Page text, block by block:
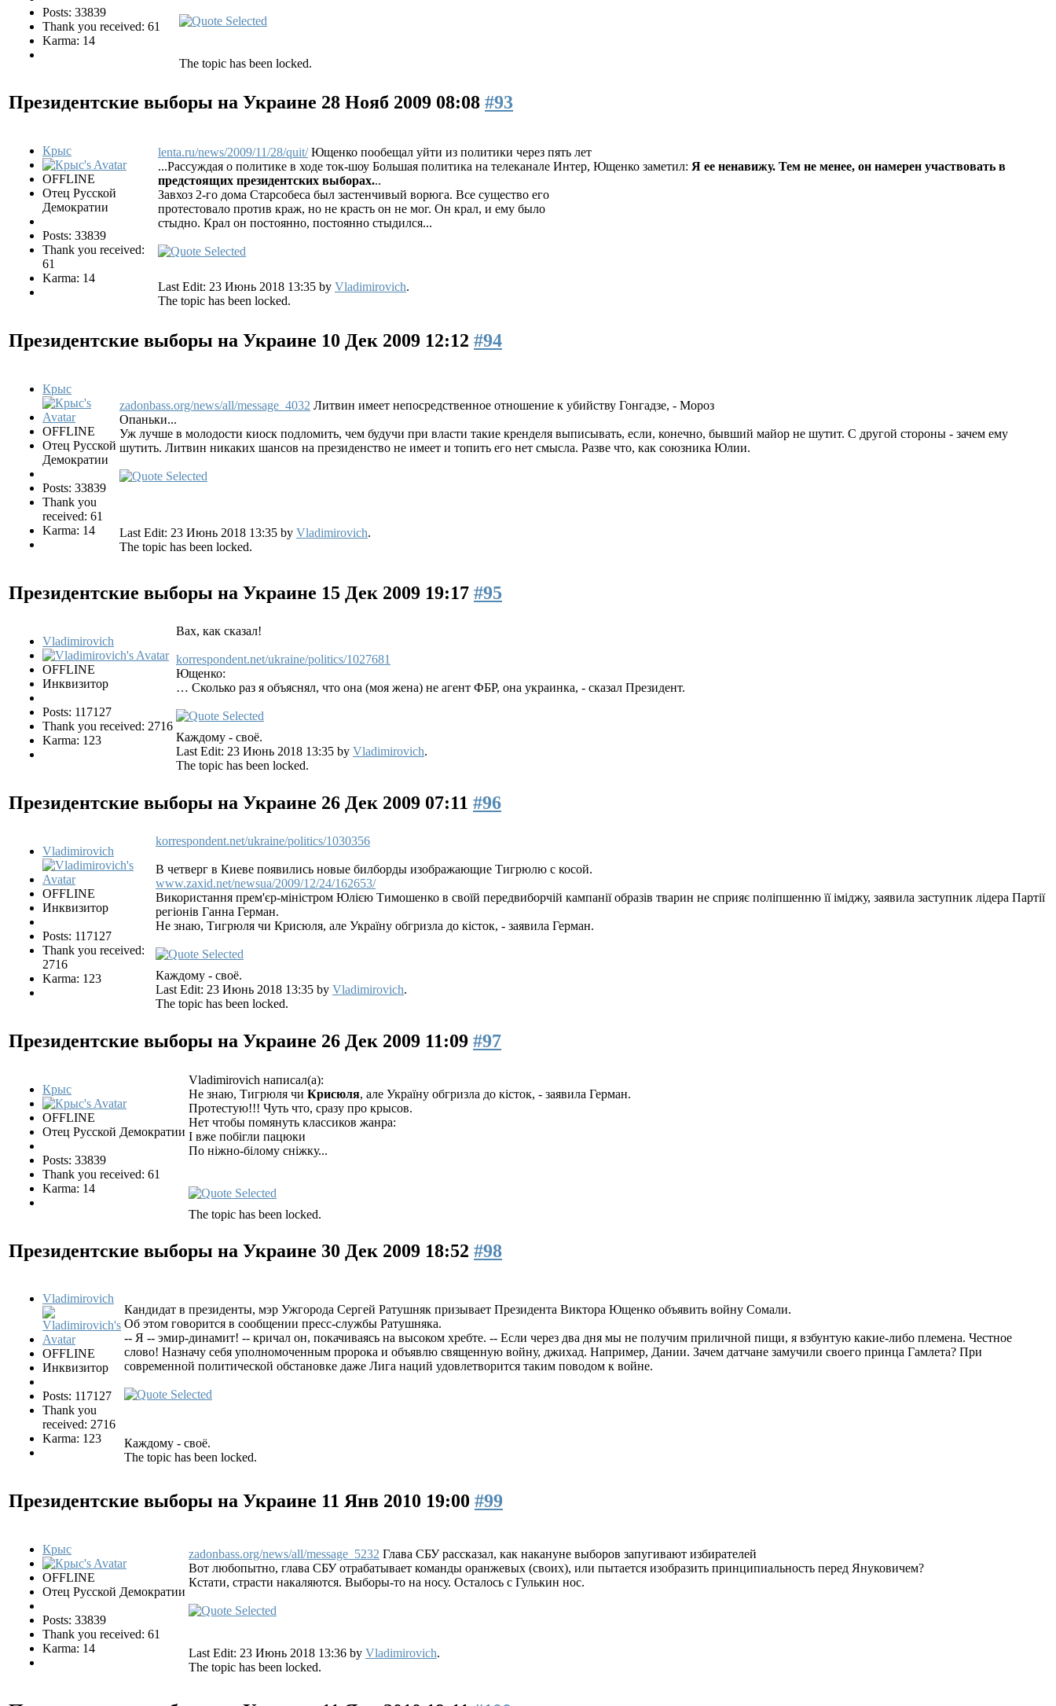
Posts: 33839
Thank you received: 61
Karma: 14
The topic has been locked.
Президентские выборы на Украине 28 Нояб 2009 08:08 #93
Крыс
OFFLINE
Отец Русской
Демократии
Posts: 33839
Thank you received:
61
Karma: 14
lenta.ru/news/2009/11/28/quit/Ющенко пообещал уйти из политики через пять лет
...Рассуждая о политике в ходе ток-шоу Большая политика на телеканале Интер, Ющенко заметил: Я ее ненавижу. Тем не менее, он намерен участвовать в
предстоящих президентских выборах...
Завхоз 2-го дома Старсобеса был застенчивый ворюга. Все существо его
протестовало против краж, но не красть он не мог. Он крал, и ему было
стыдно. Крал он постоянно, постоянно стыдился...
Last Edit: 23 Июнь 2018 13:35 by Vladimirovich.
The topic has been locked.
Президентские выборы на Украине 10 Дек 2009 12:12 #94
Крыс
OFFLINE
Отец Русской
Демократии
Posts: 33839
Thank you
received: 61
Karma: 14
zadonbass.org/news/all/message_4032 Литвин имеет непосредственное отношение к убийству Гонгадзе, - Мороз
Опаньки...
Уж лучше в молодости киоск подломить, чем будучи при власти такие кренделя выписывать, если, конечно, бывший майор не шутит. С другой стороны - зачем ему
шутить. Литвин никаких шансов на президенство не имеет и топить его нет смысла. Разве что, как союзника Юлии.
Last Edit: 23 Июнь 2018 13:35 by Vladimirovich.
The topic has been locked.
Президентские выборы на Украине 15 Дек 2009 19:17 #95
Vladimirovich
OFFLINE
Инквизитор
Posts: 117127
Thank you received: 2716
Karma: 123
Вах, как сказал!
korrespondent.net/ukraine/politics/1027681
Ющенко:
… Сколько раз я объяснял, что она (моя жена) не агент ФБР, она украинка, - сказал Президент.
Каждому - своё.
Last Edit: 23 Июнь 2018 13:35 by Vladimirovich.
The topic has been locked.
Президентские выборы на Украине 26 Дек 2009 07:11 #96
Vladimirovich
OFFLINE
Инквизитор
Posts: 117127
Thank you received:
2716
Karma: 123
korrespondent.net/ukraine/politics/1030356
В четверг в Киеве появились новые билборды изображающие Тигрюлю с косой.
www.zaxid.net/newsua/2009/12/24/162653/
Використання прем'єр-міністром Юлією Тимошенко в своїй передвиборчій кампанії образів тварин не сприяє поліпшенню її іміджу, заявила заступник лідера Партії
регіонів Ганна Герман.
Не знаю, Тигрюля чи Крисюля, але Україну обгризла до кісток, - заявила Герман.
Каждому - своё.
Last Edit: 23 Июнь 2018 13:35 by Vladimirovich.
The topic has been locked.
Президентские выборы на Украине 26 Дек 2009 11:09 #97
Крыс
OFFLINE
Отец Русской Демократии
Posts: 33839
Thank you received: 61
Karma: 14
Vladimirovich написал(а):
Не знаю, Тигрюля чи Крисюля, але Україну обгризла до кісток, - заявила Герман.
Протестую!!! Чуть что, сразу про крысов.
Нет чтобы помянуть классиков жанра:
I вже побiгли пацюки
По нiжно-бiлому снiжку...
The topic has been locked.
Президентские выборы на Украине 30 Дек 2009 18:52 #98
Vladimirovich
OFFLINE
Инквизитор
Posts: 117127
Thank you
received: 2716
Karma: 123
Кандидат в президенты, мэр Ужгорода Сергей Ратушняк призывает Президента Виктора Ющенко объявить войну Сомали.
Об этом говорится в сообщении пресс-службы Ратушняка.
-- Я -- эмир-динамит! -- кричал он, покачиваясь на высоком хребте. -- Если через два дня мы не получим приличной пищи, я взбунтую какие-либо племена. Честное
слово! Назначу себя уполномоченным пророка и объявлю священную войну, джихад. Например, Дании. Зачем датчане замучили своего принца Гамлета? При
современной политической обстановке даже Лига наций удовлетворится таким поводом к войне.
Каждому - своё.
The topic has been locked.
Президентские выборы на Украине 11 Янв 2010 19:00 #99
Крыс
OFFLINE
Отец Русской Демократии
Posts: 33839
Thank you received: 61
Karma: 14
zadonbass.org/news/all/message_5232 Глава СБУ рассказал, как накануне выборов запугивают избирателей
Вот любопытно, глава СБУ отрабатывает команды оранжевых (своих), или пытается изобразить принципиальность перед Януковичем?
Кстати, страсти накаляются. Выборы-то на носу. Осталось с Гулькин нос.
Last Edit: 23 Июнь 2018 13:36 by Vladimirovich.
The topic has been locked.